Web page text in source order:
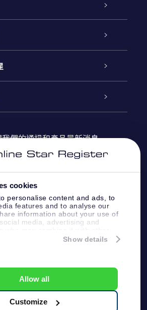
cookies
personalise content and ads, to
features and to analyse our
information about your use of
media, advertising and
provided to them or that
Show details
Allow all
Customize
Page
們的通訊和產品最新消息
戶服務:help@osr.org
VAT: NL 8538.62.722B01
One Million Stars